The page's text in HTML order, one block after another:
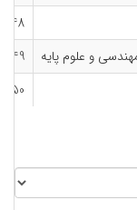
و علوم پایه